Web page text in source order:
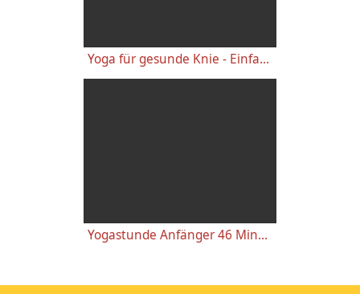
Yoga für gesunde Knie - Einfache wirkungsvolle Gelenkübungen
Yogastunde Anfänger 46 Minuten